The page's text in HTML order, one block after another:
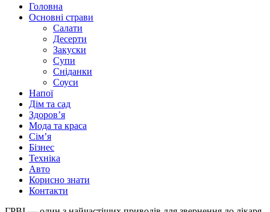
Головна
Основні страви
Салати
Десерти
Закуски
Супи
Сніданки
Соуси
Напої
Дім та сад
Здоровʼя
Мода та краса
Сімʼя
Бізнес
Техніка
Авто
Корисно знати
Контакти